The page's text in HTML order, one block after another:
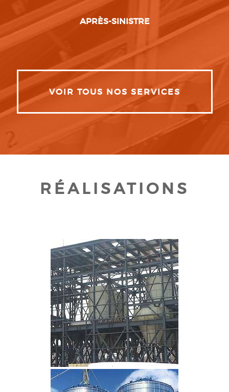
APRÈS-SINISTRE
VOIR TOUS NOS SERVICES
RÉALISATIONS
CLIQUEZ POUR AGRANDIR